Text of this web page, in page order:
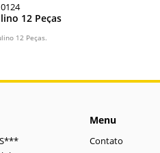
12 Peças
12 Peças.
Menu
Contato